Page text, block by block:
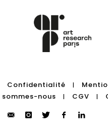
Confidentialité |
sommes-nous
| CGV |